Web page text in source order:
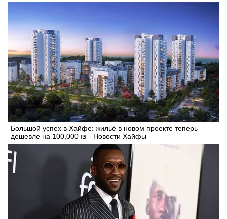
Большой успех в Хайфе: жильё в новом проекте теперь
дешевле на 100,000 ₪ - Новости Хайфы